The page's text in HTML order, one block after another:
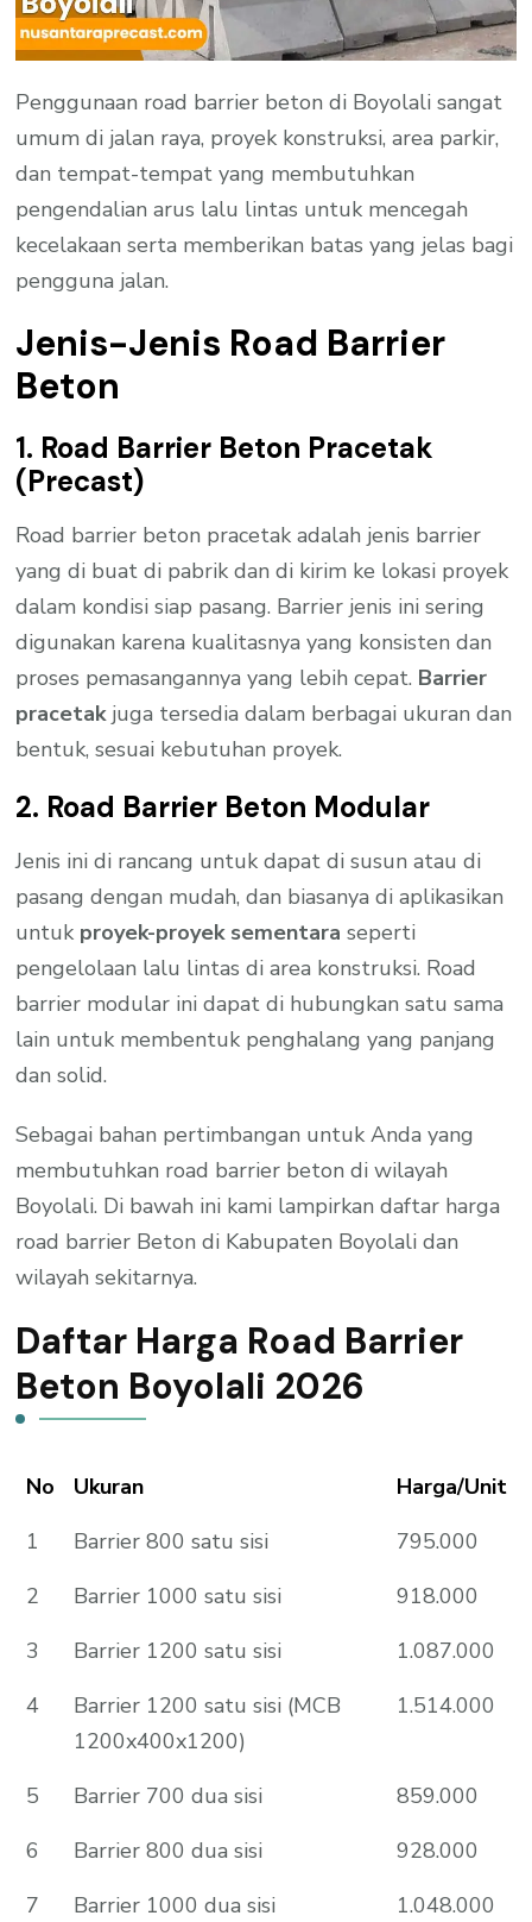
Penggunaan road barrier beton di Boyolali sangat
umum di jalan raya, proyek konstruksi, area parkir,
dan tempat-tempat yang membutuhkan
pengendalian arus lalu lintas untuk mencegah
kecelakaan serta memberikan batas yang jelas bagi
pengguna jalan.
Jenis-Jenis Road Barrier
Beton
1. Road Barrier Beton Pracetak
(Precast)
Road barrier beton pracetak adalah jenis barrier
yang di buat di pabrik dan di kirim ke lokasi proyek
dalam kondisi siap pasang. Barrier jenis ini sering
digunakan karena kualitasnya yang konsisten dan
proses pemasangannya yang lebih cepat. Barrier
pracetakjuga tersedia dalam berbagai ukuran dan
bentuk, sesuai kebutuhan proyek.
2. Road Barrier Beton Modular
Jenis ini di rancang untuk dapat di susun atau di
pasang dengan mudah, dan biasanya di aplikasikan
untuk proyek-proyek sementara seperti
pengelolaan lalu lintas di area konstruksi. Road
barrier modular ini dapat di hubungkan satu sama
lain untuk membentuk penghalang yang panjang
dan solid.
Sebagai bahan pertimbangan untuk Anda yang
membutuhkan road barrier beton di wilayah
Boyolali. Di bawah ini kami lampirkan daftar harga
road barrier Beton di Kabupaten Boyolali dan
wilayah sekitarnya.
Daftar Harga Road Barrier
Beton Boyolali 2026
No Ukuran
Harga/Unit
1
Barrier 800 satu sisi
795.000
2
Barrier 1000 satu sisi
918.000
3
Barrier 1200 satu sisi
1.087.000
4
Barrier 1200 satu sisi (MCB
1200x400x1200)
1.514.000
5 Barrier 700 dua sisi
859.000
6
Barrier 800 dua sisi
928.000
7
Barrier 1000 dua sisi
1.048.000